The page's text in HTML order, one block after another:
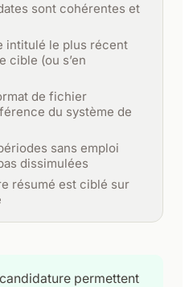
sont cohérentes et
intitulé le plus récent
cible (ou s’en
de fichier
du système de
sans emploi
dissimulées
résumé est ciblé sur
permettent